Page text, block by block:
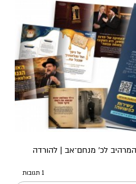
המרהיב לכ’ מנחם־אב | להורדה
1 תגובות